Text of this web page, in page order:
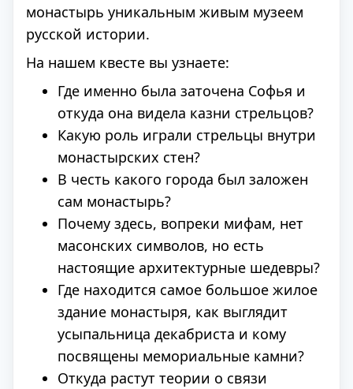
монастырь уникальным живым музеем
русской истории.
На нашем квесте вы узнаете:
Где именно была заточена Софья и
откуда она видела казни стрельцов?
Какую роль играли стрельцы внутри
монастырских стен?
В честь какого города был заложен
сам монастырь?
Почему здесь, вопреки мифам, нет
масонских символов, но есть
настоящие архитектурные шедевры?
Где находится самое большое жилое
здание монастыря, как выглядит
усыпальница декабриста и кому
посвящены мемориальные камни?
Откуда растут теории о связи